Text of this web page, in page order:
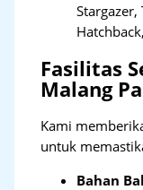
Stargazer,
Fasilitas
Malang
Kami
untuk
Bahan